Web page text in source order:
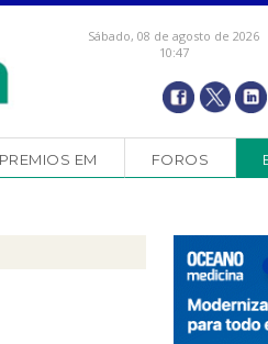
Sábado, 08 de agosto de 2026
10:47
PREMIOS EM FOROS